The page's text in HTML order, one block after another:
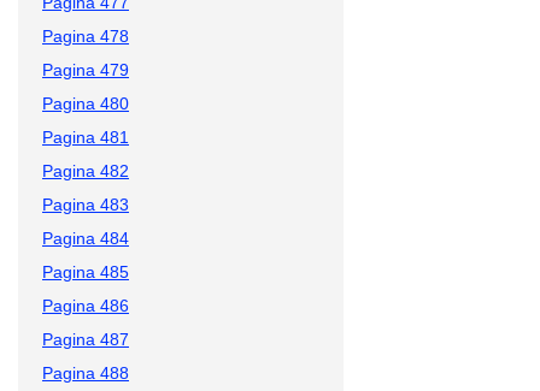
Pagina 478
Pagina 479
Pagina 480
Pagina 481
Pagina 482
Pagina 483
Pagina 484
Pagina 485
Pagina 486
Pagina 487
Pagina 488